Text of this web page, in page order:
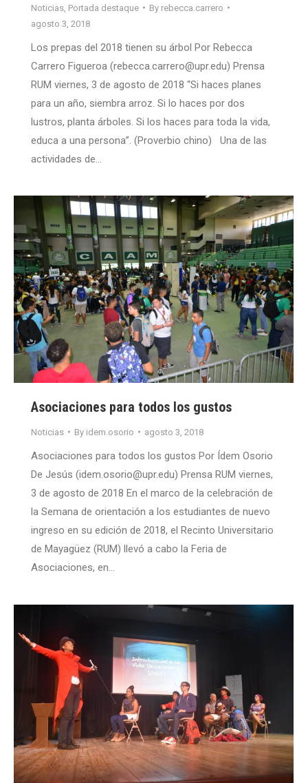
Noticias Portada destaque By rebecca.carrero
agosto 3, 2018
Los prepas del 2018 tienen su árbol Por Rebecca
Carrero Figueroa (rebecca.carrero@upr.edu) Prensa
RUM viernes, 3 de agosto de 2018 “Si haces planes
para un año, siembra arroz. Si lo haces por dos
lustros, planta árboles. Si los haces para toda la vida,
educa a una persona”. (Proverbio chino) Una de las
actividades de…
Asociaciones para todos los gustos
Noticias By idem.osorio agosto 3, 2018
Asociaciones para todos los gustos Por Ídem Osorio
De Jesús (idem.osorio@upr.edu) Prensa RUM viernes,
3 de agosto de 2018 En el marco de la celebración de
la Semana de orientación a los estudiantes de nuevo
ingreso en su edición de 2018, el Recinto Universitario
de Mayagüez (RUM) llevó a cabo la Feria de
Asociaciones, en…